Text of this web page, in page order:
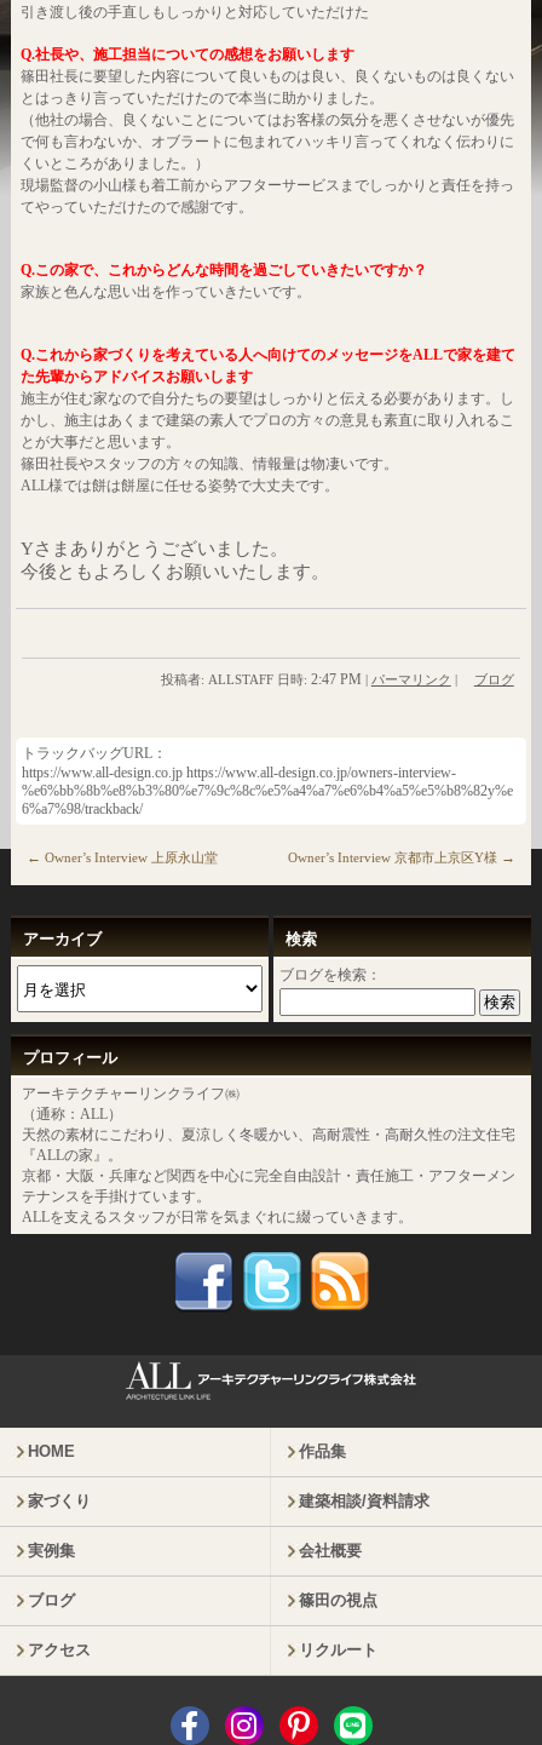
引き渡し後の手直しもしっかりと対応していただけた
Q.社長や、施工担当についての感想をお願いします
篠田社長に要望した内容について良いものは良い、良くないものは良くない
とはっきり言っていただけたので本当に助かりました。
（他社の場合、良くないことについてはお客様の気分を悪くさせないが優先
で何も言わないか、オブラートに包まれてハッキリ言ってくれなく伝わりに
くいところがありました。）
現場監督の小山様も着工前からアフターサービスまでしっかりと責任を持っ
てやっていただけたので感謝です。
Q.この家で、これからどんな時間を過ごしていきたいですか？
家族と色んな思い出を作っていきたいです。
Q.これから家づくりを考えている人へ向けてのメッセージをALLで家を建て
た先輩からアドバイスお願いします
施主が住む家なので自分たちの要望はしっかりと伝える必要があります。し
かし、施主はあくまで建築の素人でプロの方々の意見も素直に取り入れるこ
とが大事だと思います。
篠田社長やスタッフの方々の知識、情報量は物凄いです。
ALL様では餅は餅屋に任せる姿勢で大丈夫です。
Yさまありがとうございました。
今後ともよろしくお願いいたします。
投稿者: ALLSTAFF 日時: 2:47 PM | パーマリンク | ブログ
トラックバッグURL：
https://www.all-design.co.jp https://www.all-design.co.jp/owners-interview-
%e6%bb%8b%e8%b3%80%e7%9c%8c%e5%a4%a7%e6%b4%a5%e5%b8%82y%e
6%a7%98/trackback/
← Owner’s Interview 上原永山堂 Owner’s Interview 京都市上京区Y様 →
アーカイブ 検索
ブログを検索：
プロフィール
アーキテクチャーリンクライフ㈱
（通称：ALL）
天然の素材にこだわり、夏涼しく冬暖かい、高耐震性・高耐久性の注文住宅
『ALLの家』。
京都・大阪・兵庫など関西を中心に完全自由設計・責任施工・アフターメン
テナンスを手掛けています。
ALLを支えるスタッフが日常を気まぐれに綴っていきます。
HOME 作品集
家づくり 建築相談/資料請求
実例集 会社概要
ブログ 篠田の視点
アクセス リクルート